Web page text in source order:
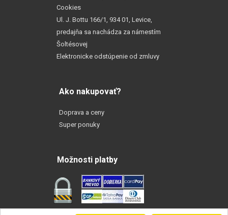
Cookies
Ul. J. Bottu 166/1, 934 01, Levice,
predajňa sa nachádza za námestím
Šoltésovej
Elektronicke odstúpenie od zmluvy
Ako nakupovať?
Doprava a ceny
Super ponuky
Možnosti platby